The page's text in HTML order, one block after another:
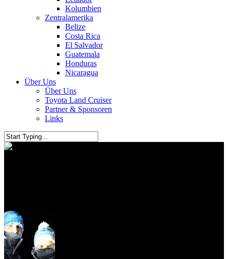
Kolumbien
Zentralamerika
Belize
Costa Rica
El Salvador
Guatemala
Honduras
Nicaragua
Über Uns
Über Uns
Toyota Land Cruiser
Partner & Sponsoren
Links